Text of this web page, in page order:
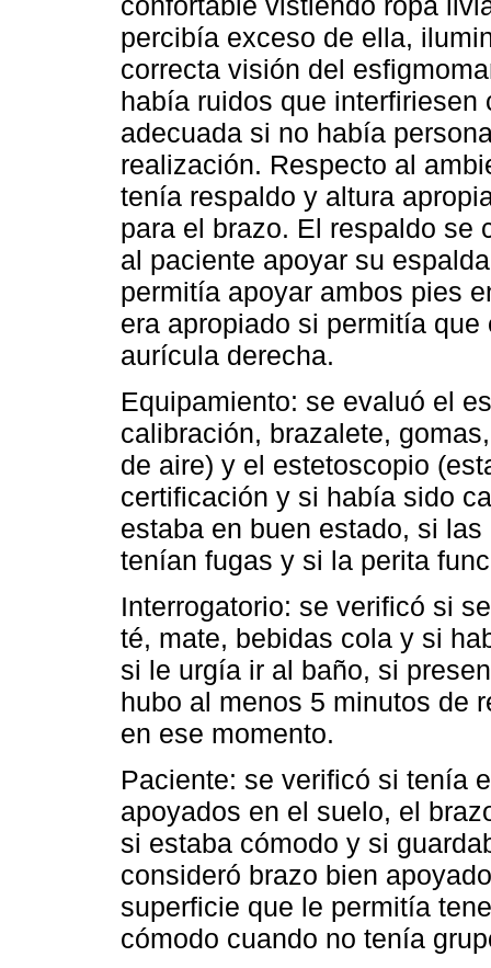
percibía exceso de ella,
correcta visión del
había ruidos que
adecuada si no había
realización. Respecto al
tenía respaldo y altura
para el brazo. El respaldo se
al paciente apoyar su
permitía apoyar ambos pies
era apropiado si permitía
aurícula derecha.
Equipamiento: se evaluó el
calibración, brazalete,
de aire) y el estetoscopio
certificación y si había sido
estaba en buen estado, si
tenían fugas y si la perita
Interrogatorio: se verificó si
té, mate, bebidas cola y si
si le urgía ir al baño, si
hubo al menos 5 minutos de
en ese momento.
Paciente: se verificó si tenía
apoyados en el suelo, el
si estaba cómodo y si
consideró brazo bien
superficie que le permitía
cómodo cuando no tenía